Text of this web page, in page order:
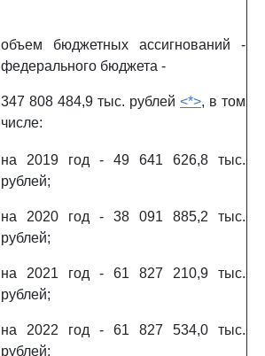
объем бюджетных ассигнований -
федерального бюджета -
347 808 484,9 тыс. рублей <*>, в том
числе:
на 2019 год - 49 641 626,8 тыс.
рублей;
на 2020 год - 38 091 885,2 тыс.
рублей;
на 2021 год - 61 827 210,9 тыс.
рублей;
на 2022 год - 61 827 534,0 тыс.
рублей;